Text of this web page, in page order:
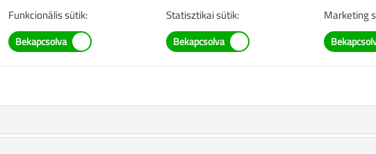
Ez a cikk a VL
le a
Funkcionális sütik: Statisztikai sütik: Marketing